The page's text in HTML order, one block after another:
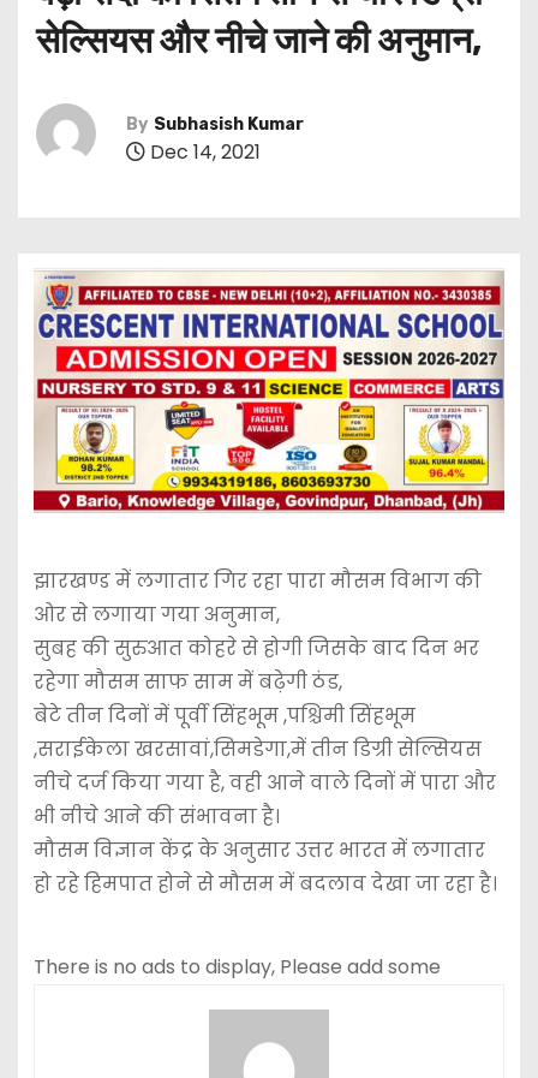
सेल्सियस और नीचे जाने की अनुमान,
By Subhasish Kumar
Dec 14, 2021
झारखण्ड में लगातार गिर रहा पारा मौसम विभाग की
ओर से लगाया गया अनुमान,
सुबह की सुरुआत कोहरे से होगी जिसके बाद दिन भर
रहेगा मौसम साफ साम में बढ़ेगी ठंड,
बेटे तीन दिनों में पूर्वी सिंहभूम ,पश्चिमी सिंहभूम
,सराईकेला खरसावां,सिमडेगा,में तीन डिग्री सेल्सियस
नीचे दर्ज किया गया है, वही आने वाले दिनों में पारा और
भी नीचे आने की संभावना है।
मौसम विज्ञान केंद्र के अनुसार उत्तर भारत में लगातार
हो रहे हिमपात होने से मौसम में बदलाव देखा जा रहा है।
There is no ads to display, Please add some